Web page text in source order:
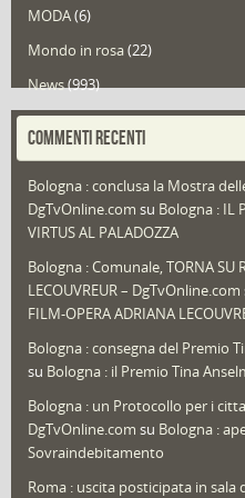
MODA(6)
Mondo in rosa(22)
News(993)
Portfolio(1)
Redazioni(1.050)
Speciali (22)
Sport
That's Bologna Magazine(25)
Video (archivio) (263)
COMMENTI RECENTI
Bologna : conclusa la Mostra
DgTvOnline.com su Bologna : IL
VIRTUS AL PALADOZZA
Bologna : Comunale, TORNA SU
LECOUVREUR – DgTvOnline.com
FILM-OPERA ADRIANA
Bologna : consegna del Premio
su Bologna : il Premio Tina
Bologna : un Protocollo per i
DgTvOnline.com su Bologna :
Sovraindebitamento
Roma : uscita posticipata in sala